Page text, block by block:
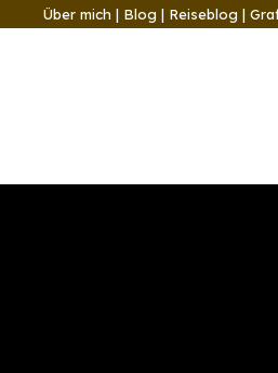
Über mich | Blog | Reiseblog |